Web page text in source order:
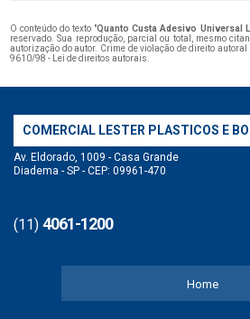
O conteúdo do texto "Quanto Custa Adesivo Universal
reservado. Sua reprodução, parcial ou total, mesmo
autorização do autor. Crime de violação de direito
9610/98 - Lei de direitos autorais
COMERCIAL LESTER PLASTICOS E
Av. Eldorado, 1009 - Casa Grande
Diadema - SP - CEP: 09961-470
(11) 4061-1200
Home